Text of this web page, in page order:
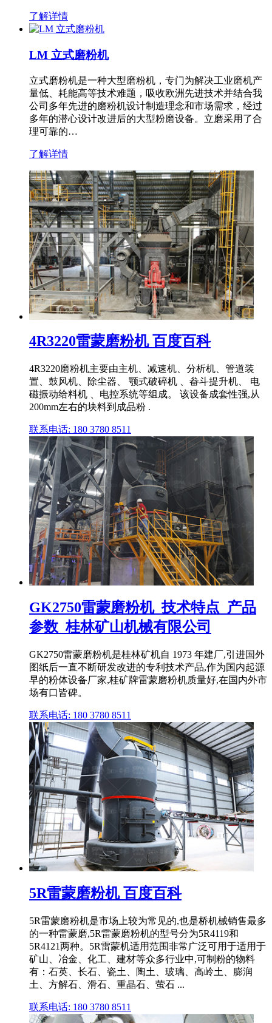
了解详情
LM 立式磨粉机
立式磨粉机是一种大型磨粉机，专门为解决工业磨机产
量低、耗能高等技术难题，吸收欧洲先进技术并结合我
公司多年先进的磨粉机设计制造理念和市场需求，经过
多年的潜心设计改进后的大型粉磨设备。立磨采用了合
理可靠的…
了解详情
4R3220雷蒙磨粉机 百度百科
4R3220磨粉机主要由主机、减速机、分析机、管道装
置、鼓风机、除尘器、 颚式破碎机 、畚斗提升机、 电
磁振动给料机 、电控系统等组成。 该设备成套性强,从
200mm左右的块料到成品粉 .
联系电话: 180 3780 8511
GK2750雷蒙磨粉机_技术特点_产品
参数_桂林矿山机械有限公司
GK2750雷蒙磨粉机是桂林矿机自 1973 年建厂,引进国外
图纸后一直不断研发改进的专利技术产品,作为国内起源
早的粉体设备厂家,桂矿牌雷蒙磨粉机质量好,在国内外市
场有口皆碑。
联系电话: 180 3780 8511
5R雷蒙磨粉机 百度百科
5R雷蒙磨粉机是市场上较为常见的,也是桥机械销售最多
的一种雷蒙磨,5R雷蒙磨粉机的型号分为5R4119和
5R4121两种。5R雷蒙机适用范围非常广泛可用于适用于
矿山、冶金、化工、建材等众多行业中,可制粉的物料
有：石英、长石、瓷土、陶土、玻璃、高岭土、膨润
土、方解石、滑石、重晶石、萤石 ...
联系电话: 180 3780 8511